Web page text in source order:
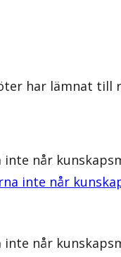
har lämnat till
når
inte når
når